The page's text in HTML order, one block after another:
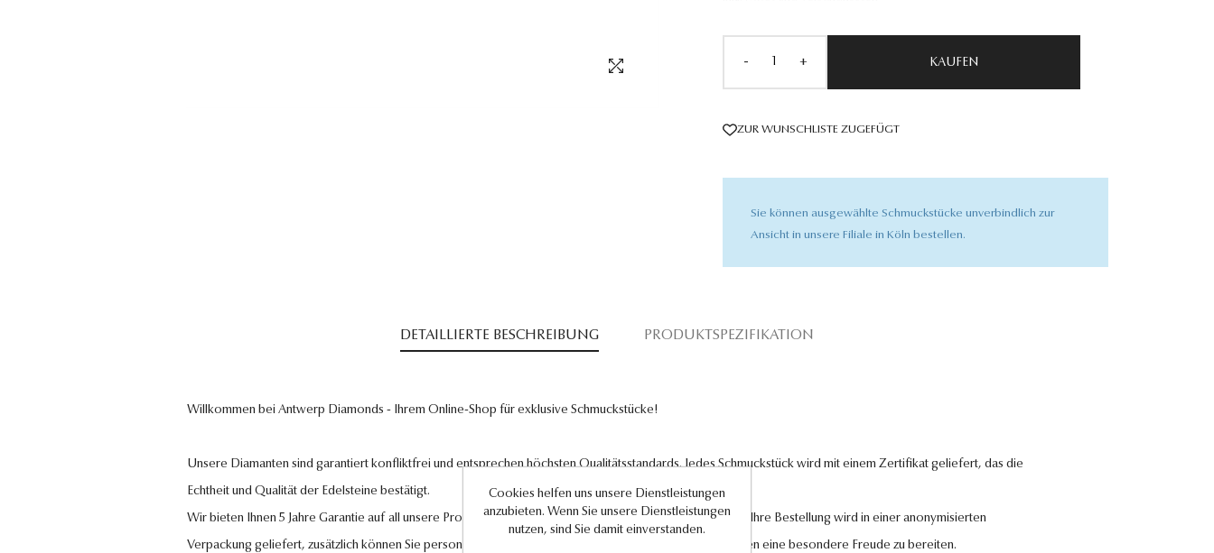
- + KAUFEN
ZUR WUNSCHLISTE ZUGEFÜGT
Sie können ausgewählte Schmuckstücke unverbindlich zur
Ansicht in unsere Filiale in Köln bestellen.
DETAILLIERTE BESCHREIBUNG PRODUKTSPEZIFIKATION
Willkommen bei Antwerp Diamonds - Ihrem Online-Shop für exklusive Schmuckstücke!
Unsere Diamanten sind garantiert konfliktfrei und entsprechen höchsten Qualitätsstandards. Jedes Schmuckstück wird mit einem Zertifikat geliefert, das die
Echtheit und Qualität der Edelsteine bestätigt.
Wir bieten Ihnen 5 Jahre Garantie auf all unsere Produkte und legen großen Wert auf Ihre Zufriedenheit. Ihre Bestellung wird in einer anonymisierten
Verpackung geliefert, zusätzlich können Sie personalisierte Geschenkkarten hinzufügen, um Ihren Liebsten eine besondere Freude zu bereiten.
Cookies helfen uns unsere Dienstleistungen
anzubieten. Wenn Sie unsere Dienstleistungen
nutzen, sind Sie damit einverstanden.